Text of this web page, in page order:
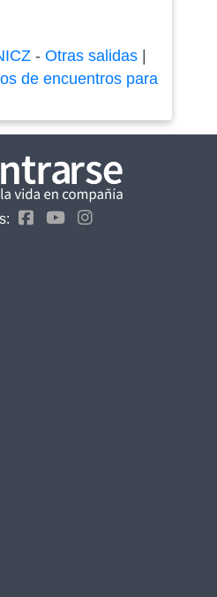
- Otras salidas|
de encuentros para